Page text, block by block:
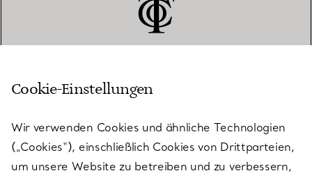
KUNDENSERVICE
SERVICES
Cookie-Einstellungen
Wir verwenden Cookies und ähnliche Technologien
(„Cookies“), einschließlich Cookies von Drittparteien,
um unsere Website zu betreiben und zu verbessern,